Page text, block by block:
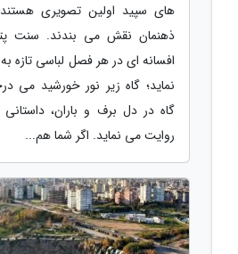
های سپید اولین تصویری
ذهنمان نقش می بندند. سنت
افسانه ای در هر فصل لباسی تازه
نماید؛ گاه زیر نور خورشید می
گاه در دل برف و باران، داستانی
روایت می نماید. اگر شما هم...